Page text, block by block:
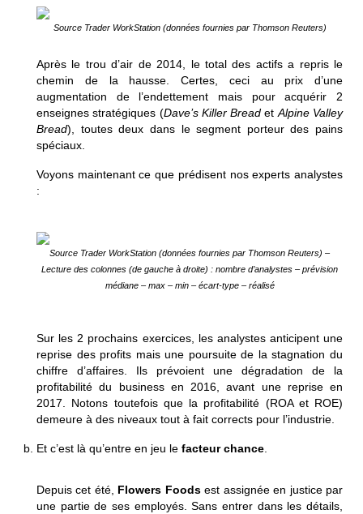
Source Trader WorkStation (données fournies par Thomson Reuters)
Après le trou d’air de 2014, le total des actifs a repris le
chemin de la hausse. Certes, ceci au prix d’une
augmentation de l’endettement mais pour acquérir 2
enseignes stratégiques (Dave’s Killer Bread et Alpine Valley
Bread), toutes deux dans le segment porteur des pains
spéciaux.
Voyons maintenant ce que prédisent nos experts analystes
:
Source Trader WorkStation (données fournies par Thomson Reuters) –
Lecture des colonnes (de gauche à droite) : nombre d’analystes – prévision
médiane – max – min – écart-type – réalisé
Sur les 2 prochains exercices, les analystes anticipent une
reprise des profits mais une poursuite de la stagnation du
chiffre d’affaires. Ils prévoient une dégradation de la
profitabilité du business en 2016, avant une reprise en
2017. Notons toutefois que la profitabilité (ROA et ROE)
demeure à des niveaux tout à fait corrects pour l’industrie.
Et c’est là qu’entre en jeu le facteur chance
Depuis cet été, Flowers Foodsest assignée en justice par
une partie de ses employés. Sans entrer dans les détails,